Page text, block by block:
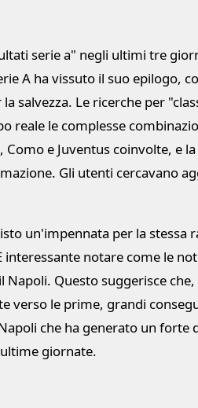
serie a" negli ultimi tre
A ha vissuto il suo epilogo,
salvezza. Le ricerche per
reale le complesse
e Juventus coinvolte, e
Gli utenti cercavano
un'impennata per la stessa
notare come le
Questo suggerisce
verso le prime, grandi
che ha generato un
giornate.